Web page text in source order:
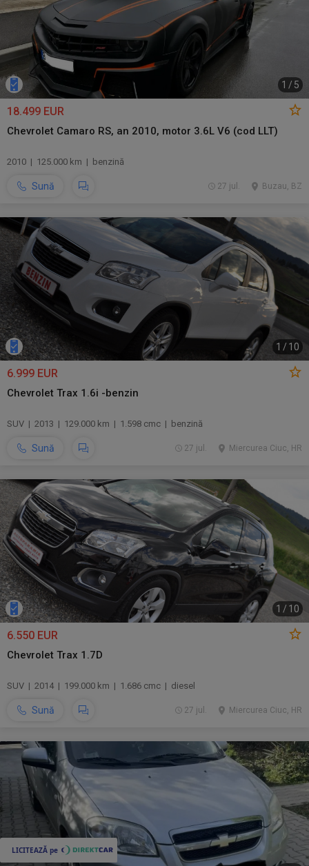
1 / 5
18.499 EUR
Chevrolet Camaro RS, an 2010, motor 3.6L V6 (cod LLT)
2010 | 125.000 km | benzină
Sună Buzau, BZ
27 jul.
1 / 10
6.999 EUR
Chevrolet Trax 1.6i -benzin
SUV | 2013 | 129.000 km | 1.598 cmc | benzină
Sună Miercurea Ciuc, HR
27 jul.
1 / 10
6.550 EUR
Chevrolet Trax 1.7D
SUV | 2014 | 199.000 km | 1.686 cmc | diesel
Sună Miercurea Ciuc, HR
27 jul.